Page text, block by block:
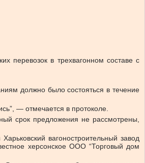
перевозок в трехвагонном составе с
должно было состояться в течение
— отмечается в протоколе.
срок предложения не рассмотрены,
вагоностроительный завод
херсонское ООО “Торговый дом